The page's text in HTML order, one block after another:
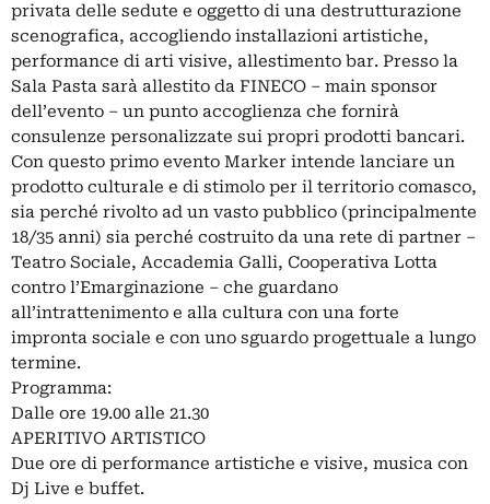
privata delle sedute e oggetto di una destrutturazione
scenografica, accogliendo installazioni artistiche,
performance di arti visive, allestimento bar. Presso la
Sala Pasta sarà allestito da FINECO – main sponsor
dell’evento – un punto accoglienza che fornirà
consulenze personalizzate sui propri prodotti bancari.
Con questo primo evento Marker intende lanciare un
prodotto culturale e di stimolo per il territorio comasco,
sia perché rivolto ad un vasto pubblico (principalmente
18/35 anni) sia perché costruito da una rete di partner –
Teatro Sociale, Accademia Galli, Cooperativa Lotta
contro l’Emarginazione – che guardano
all’intrattenimento e alla cultura con una forte
impronta sociale e con uno sguardo progettuale a lungo
termine.
Programma:
Dalle ore 19.00 alle 21.30
APERITIVO ARTISTICO
Due ore di performance artistiche e visive, musica con
Dj Live e buffet.